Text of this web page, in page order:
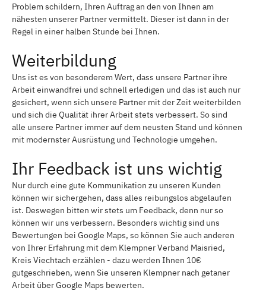
Problem schildern, Ihren Auftrag an den von Ihnen am
nähesten unserer Partner vermittelt. Dieser ist dann in der
Regel in einer halben Stunde bei Ihnen.
Weiterbildung
Uns ist es von besonderem Wert, dass unsere Partner ihre
Arbeit einwandfrei und schnell erledigen und das ist auch nur
gesichert, wenn sich unsere Partner mit der Zeit weiterbilden
und sich die Qualität ihrer Arbeit stets verbessert. So sind
alle unsere Partner immer auf dem neusten Stand und können
mit modernster Ausrüstung und Technologie umgehen.
Ihr Feedback ist uns wichtig
Nur durch eine gute Kommunikation zu unseren Kunden
können wir sichergehen, dass alles reibungslos abgelaufen
ist. Deswegen bitten wir stets um Feedback, denn nur so
können wir uns verbessern. Besonders wichtig sind uns
Bewertungen bei Google Maps, so können Sie auch anderen
von Ihrer Erfahrung mit dem Klempner Verband Maisried,
Kreis Viechtach erzählen - dazu werden Ihnen 10€
gutgeschrieben, wenn Sie unseren Klempner nach getaner
Arbeit über Google Maps bewerten.